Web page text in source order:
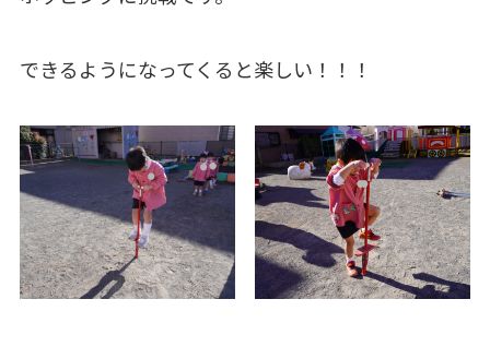
できるようになってくると楽しい！！！